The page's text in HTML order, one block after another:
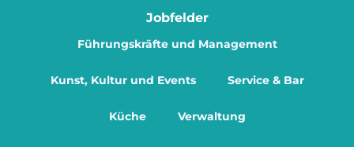
Jobfelder
Führungskräfte und Management
Kunst, Kultur und Events Service & Bar
Küche Verwaltung